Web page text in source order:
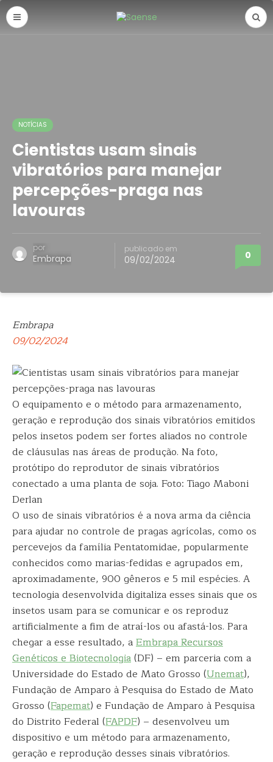
NOTÍCIAS
Cientistas usam sinais
vibratórios para manejar
percepções-praga nas
lavouras
por
Embrapa
publicado em
09/02/2024 0
Embrapa
09/02/2024
O equipamento e o método para armazenamento,
geração e reprodução dos sinais vibratórios emitidos
pelos insetos podem ser fortes aliados no controle
de cláusulas nas áreas de produção. Na foto,
protótipo do reprodutor de sinais vibratórios
conectado a uma planta de soja. Foto: Tiago Maboni
Derlan
O uso de sinais vibratórios é a nova arma da ciência
para ajudar no controle de pragas agrícolas, como os
percevejos da família Pentatomidae, popularmente
conhecidos como marias-fedidas e agrupados em,
aproximadamente, 900 gêneros e 5 mil espécies. A
tecnologia desenvolvida digitaliza esses sinais que os
insetos usam para se comunicar e os reproduz
artificialmente a fim de atraí-los ou afastá-los. Para
chegar a esse resultado, aEmbrapa Recursos
Genéticos e Biotecnologia(DF) – em parceria com a
Universidade do Estado de Mato Grosso (Unemat),
Fundação de Amparo à Pesquisa do Estado de Mato
Grosso (Fapemat) e Fundação de Amparo à Pesquisa
do Distrito Federal (FAPDF) – desenvolveu um
dispositivo e um método para armazenamento,
geração e reprodução desses sinais vibratórios.